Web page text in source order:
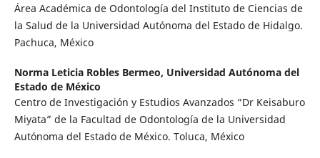
Área Académica de Odontología del Instituto de Ciencias de
la Salud de la Universidad Autónoma del Estado de Hidalgo.
Pachuca, México
Norma Leticia Robles Bermeo, Universidad Autónoma del
Estado de México
Centro de Investigación y Estudios Avanzados “Dr Keisaburo
Miyata” de la Facultad de Odontología de la Universidad
Autónoma del Estado de México. Toluca, México